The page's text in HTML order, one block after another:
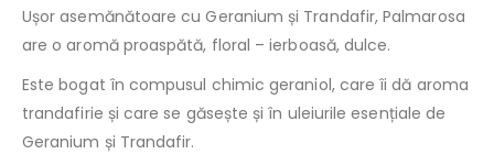
Ușor asemănătoare cu Geranium și Trandafir, Palmarosa
are o aromă proaspătă, floral – ierboasă, dulce.
Este bogat în compusul chimic geraniol, care îi dă aroma
trandafirie și care se găsește și în uleiurile esențiale de
Geranium și Trandafir.